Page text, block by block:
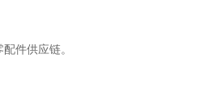
件供应链。